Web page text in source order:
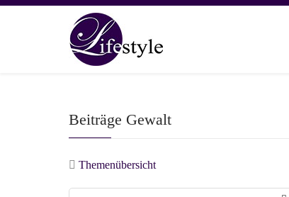
Beiträge Gewalt
Themenübersicht